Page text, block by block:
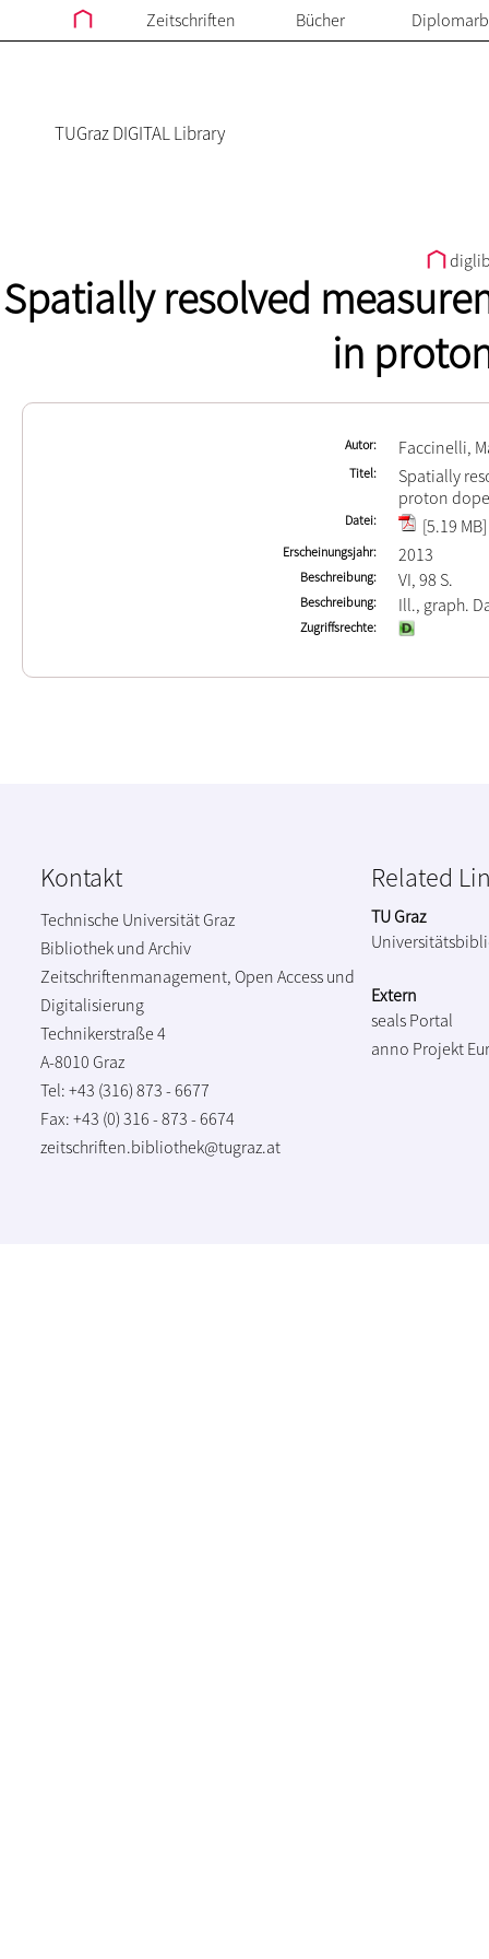
Zeitschriften Bücher
TUGraz DIGITAL Library
Spatially resolved
in
Autor Faccinelli,
Titel
Spatially
proton
Datei [5.19 MB]
Erscheinungsjahr 2013
Beschreibung VI, 98 S.
Beschreibung Ill., graph.
Zugriffsrechte
Kontakt
Technische Universität Graz
Bibliothek und Archiv
Zeitschriftenmanagement, Open Access und
Digitalisierung
Technikerstraße 4
A-8010 Graz
Tel: +43 (316) 873 - 6677
Fax: +43 (0) 316 - 873 - 6674
zeitschriften.bibliothek@tugraz.at
Related
TU Graz
Extern
seals Portal
anno Projekt